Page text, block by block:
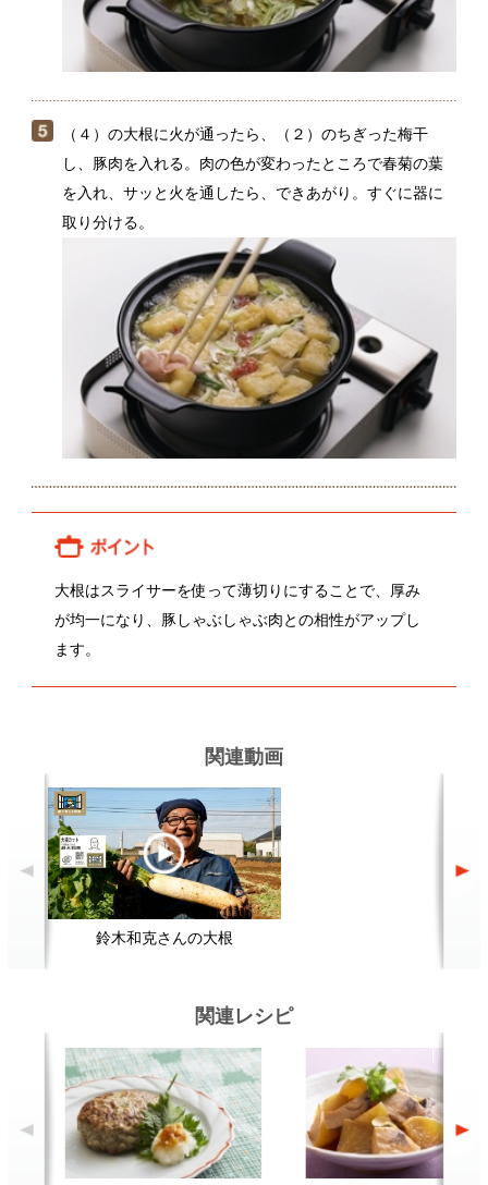
大根はスライサーを使って薄切りにすることで、厚み
が均一になり、豚しゃぶしゃぶ肉との相性がアップし
鈴木和克さんの大根
和風おろしハンバーグ 切り身でぶり大根をつくるには？
顔が見える食品。 ホーム
野菜。
加工品。
レシピ 動画Gallery